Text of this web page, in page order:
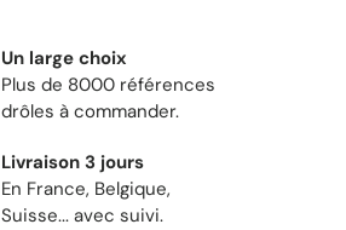
Un large choix
Plus de 8000 références
drôles à commander.
Livraison 3 jours
En France, Belgique,
Suisse... avec suivi.